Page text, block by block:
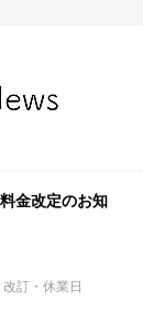
金改定のお知
改訂・休業日